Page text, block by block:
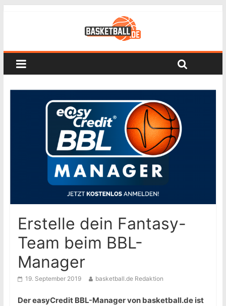
Erstelle dein Fantasy-
Team beim BBL-
Manager
19. September 2019 basketball.de Redaktion
Der easyCredit BBL-Manager von basketball.de ist